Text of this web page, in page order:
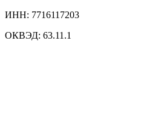
ИНН: 7716117203
ОКВЭД: 63.11.1